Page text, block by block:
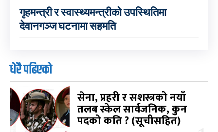
गृहमन्त्री र स्वास्थ्यमन्त्रीको उपस्थितिमा
देवानगञ्ज घटनामा सहमति
धेरै पढिएको
सेना, प्रहरी र सशस्त्रको नयाँ
तलब स्केल सार्वजनिक, कुन
पदको कति ? (सूचीसहित)